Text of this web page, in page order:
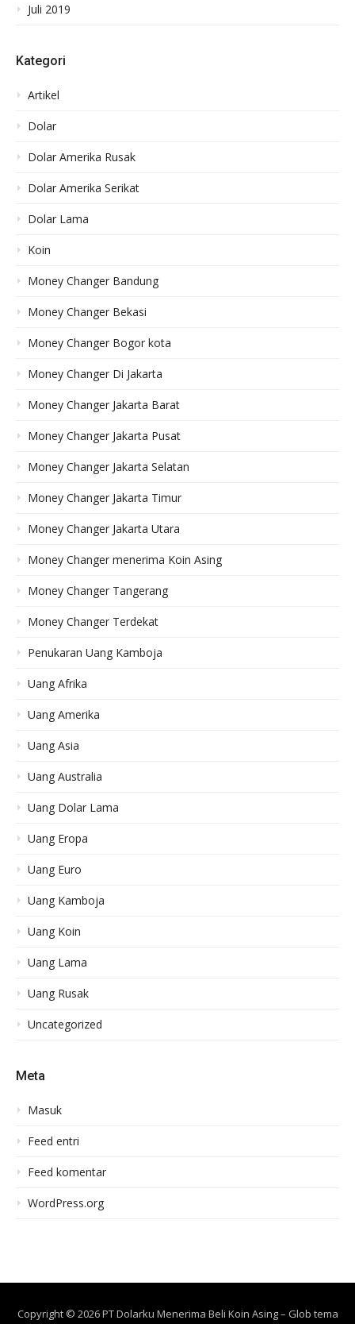
Juli 2019
Kategori
Artikel
Dolar
Dolar Amerika Rusak
Dolar Amerika Serikat
Dolar Lama
Koin
Money Changer Bandung
Money Changer Bekasi
Money Changer Bogor kota
Money Changer Di Jakarta
Money Changer Jakarta Barat
Money Changer Jakarta Pusat
Money Changer Jakarta Selatan
Money Changer Jakarta Timur
Money Changer Jakarta Utara
Money Changer menerima Koin Asing
Money Changer Tangerang
Money Changer Terdekat
Penukaran Uang Kamboja
Uang Afrika
Uang Amerika
Uang Asia
Uang Australia
Uang Dolar Lama
Uang Eropa
Uang Euro
Uang Kamboja
Uang Koin
Uang Lama
Uang Rusak
Uncategorized
Meta
Masuk
Feed entri
Feed komentar
WordPress.org
Copyright © 2026 PT Dolarku Menerima Beli Koin Asing– Glob tema